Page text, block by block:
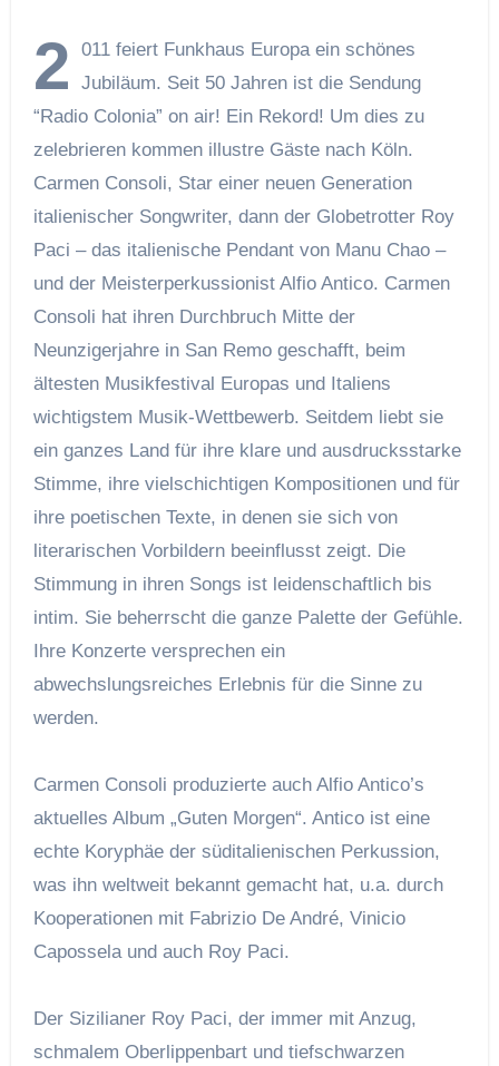
2
011 feiert Funkhaus Europa ein schönes
Jubiläum. Seit 50 Jahren ist die Sendung
“Radio Colonia” on air! Ein Rekord! Um dies zu
zelebrieren kommen illustre Gäste nach Köln.
Carmen Consoli, Star einer neuen Generation
italienischer Songwriter, dann der Globetrotter Roy
Paci – das italienische Pendant von Manu Chao –
und der Meisterperkussionist Alfio Antico. Carmen
Consoli hat ihren Durchbruch Mitte der
Neunzigerjahre in San Remo geschafft, beim
ältesten Musikfestival Europas und Italiens
wichtigstem Musik-Wettbewerb. Seitdem liebt sie
ein ganzes Land für ihre klare und ausdrucksstarke
Stimme, ihre vielschichtigen Kompositionen und für
ihre poetischen Texte, in denen sie sich von
literarischen Vorbildern beeinflusst zeigt. Die
Stimmung in ihren Songs ist leidenschaftlich bis
intim. Sie beherrscht die ganze Palette der Gefühle.
Ihre Konzerte versprechen ein
abwechslungsreiches Erlebnis für die Sinne zu
werden.
Carmen Consoli produzierte auch Alfio Antico’s
aktuelles Album „Guten Morgen“. Antico ist eine
echte Koryphäe der süditalienischen Perkussion,
was ihn weltweit bekannt gemacht hat, u.a. durch
Kooperationen mit Fabrizio De André, Vinicio
Capossela und auch Roy Paci.
Der Sizilianer Roy Paci, der immer mit Anzug,
schmalem Oberlippenbart und tiefschwarzen